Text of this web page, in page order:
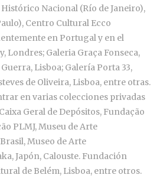
Nacional (Río de Janeiro),
Centro Cultural Ecco
en Portugal y en el
Londres; Galeria Graça Fonseca,
Lisboa; Galería Porta 33,
de Oliveira, Lisboa, entre otras.
en varias colecciones privadas
Geral de Depósitos, Fundação
PLMJ, Museu de Arte
Museo de Arte
Japón, Calouste. Fundación
de Belém, Lisboa, entre otros.